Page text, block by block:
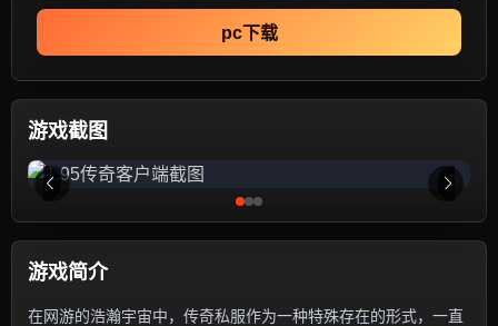
pc下载
游戏截图
游戏简介
在网游的浩瀚宇宙中，传奇私服作为一种特殊存在的形式，一直